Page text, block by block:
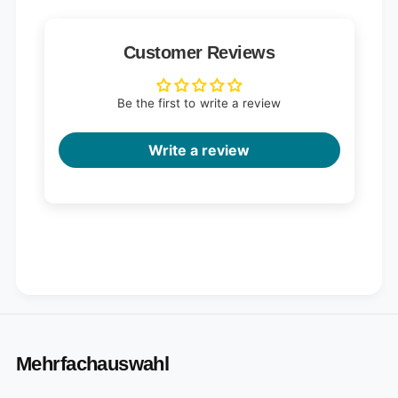
Customer Reviews
Be the first to write a review
Write a review
Mehrfachauswahl